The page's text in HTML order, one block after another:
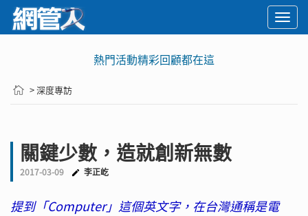
熱門活動精彩回顧都在這
> 深度專訪
關鍵少數，造就創新無數
2017-03-09 李正屹
提到「Computer」這個英文字，在台灣通稱是電